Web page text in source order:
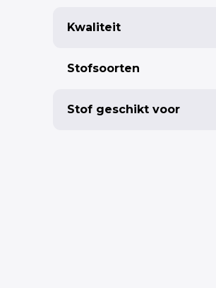
Kwaliteit
Stofsoorten
Stof geschikt voor